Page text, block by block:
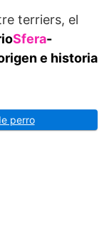
terriers, el
Sfera-
e historia
perro